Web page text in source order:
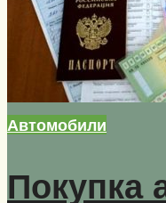
Автомобили
Покупка